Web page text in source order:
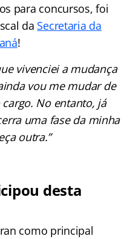
para concursos, foi
da Secretaria da
!
vivenciei a mudança
vou me mudar de
No entanto, já
uma fase da minha
outra.”
desta
como principal